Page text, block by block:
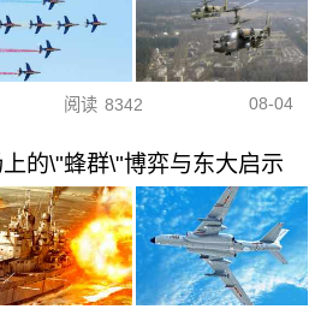
阅读 8342 08-04
的\"蜂群\"博弈与东大启示